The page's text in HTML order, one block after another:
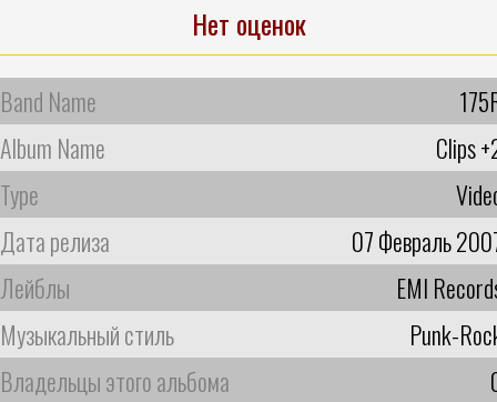
Нет оценок
Band Name
Album Name
Clips
Type
Дата релиза
07 Февраль
Лейблы
EMI
Музыкальный стиль
Punk-
Владельцы этого альбома